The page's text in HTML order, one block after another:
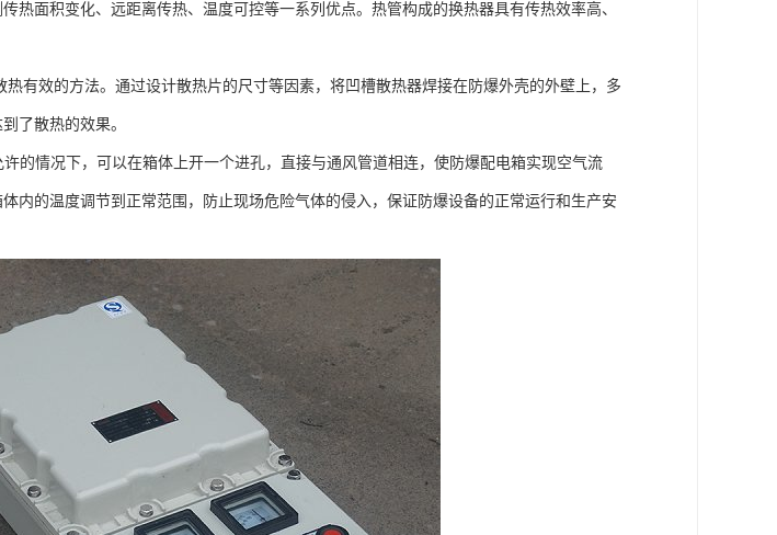
热面积变化、远距离传热、温度可控等一系列优点。热管构成的换热器具有传热效率高、
有效的方法。通过设计散热片的尺寸等因素，将凹槽散热器焊接在防爆外壳的外壁上，多
了散热的效果。
的情况下，可以在箱体上开一个进孔，直接与通风管道相连，使防爆配电箱实现空气流
内的温度调节到正常范围，防止现场危险气体的侵入，保证防爆设备的正常运行和生产安